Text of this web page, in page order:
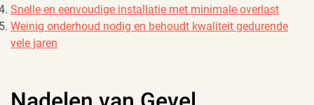
Snelle en eenvoudige installatie met minimale overlast
Weinig onderhoud nodig en behoudt kwaliteit gedurende
vele jaren